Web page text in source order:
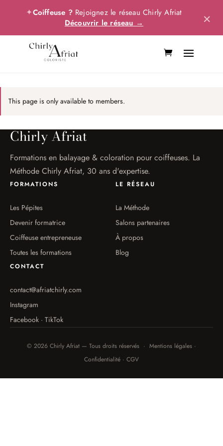
✦Coiffeuse ?Rejoignez le réseau Chirly Afriat
Découvrir le réseau →
×
This page is only available to members.
Chirly Afriat
Formations en balayage & coloration pour coiffeuses. La
Méthode Chirly Afriat, 30 ans d'expertise.
FORMATIONS
Les Pépites
Devenir formatrice
Coiffeuse entrepreneuse
Toutes les formations
LE RÉSEAU
La Méthode
Salons partenaires
À propos
Blog
CONTACT
contact@afriatchirly.com
Instagram
Facebook · TikTok
© 2026 Chirly Afriat — Tous droits réservés · Mentions légales ·
Confidentialité · CGV